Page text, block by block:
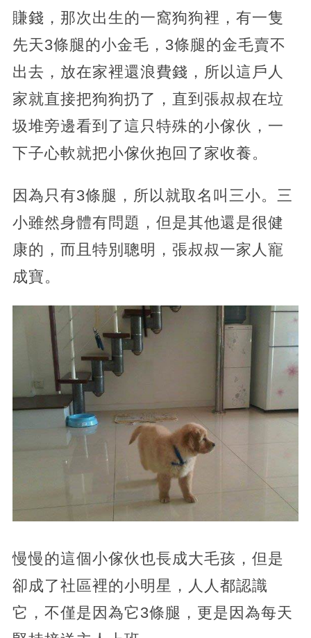
賺錢，那次出生的一窩狗狗裡，有一隻
先天3條腿的小金毛，3條腿的金毛賣不
出去，放在家裡還浪費錢，所以這戶人
家就直接把狗狗扔了，直到張叔叔在垃
圾堆旁邊看到了這只特殊的小傢伙，一
下子心軟就把小傢伙抱回了家收養。
因為只有3條腿，所以就取名叫三小。三
小雖然身體有問題，但是其他還是很健
康的，而且特別聰明，張叔叔一家人寵
成寶。
慢慢的這個小傢伙也長成大毛孩，但是
卻成了社區裡的小明星，人人都認識
它，不僅是因為它3條腿，更是因為每天